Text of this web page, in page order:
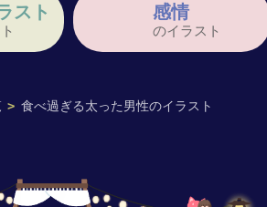
> 食べ過ぎる太った男性のイラスト
スト 感情
のイラスト